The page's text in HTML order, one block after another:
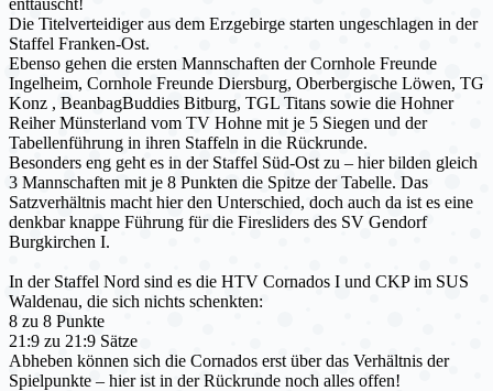
Die Titelverteidiger aus dem Erzgebirge starten ungeschlagen in der
Staffel Franken-Ost.
Ebenso gehen die ersten Mannschaften der Cornhole Freunde
Ingelheim, Cornhole Freunde Diersburg, Oberbergische Löwen, TG
Konz , BeanbagBuddies Bitburg, TGL Titans sowie die Hohner
Reiher Münsterland vom TV Hohne mit je 5 Siegen und der
Tabellenführung in ihren Staffeln in die Rückrunde.
Besonders eng geht es in der Staffel Süd-Ost zu – hier bilden gleich
3 Mannschaften mit je 8 Punkten die Spitze der Tabelle. Das
Satzverhältnis macht hier den Unterschied, doch auch da ist es eine
denkbar knappe Führung für die Firesliders des SV Gendorf
Burgkirchen I.
In der Staffel Nord sind es die HTV Cornados I und CKP im SUS
Waldenau, die sich nichts schenkten:
8 zu 8 Punkte
21:9 zu 21:9 Sätze
Abheben können sich die Cornados erst über das Verhältnis der
Spielpunkte – hier ist in der Rückrunde noch alles offen!